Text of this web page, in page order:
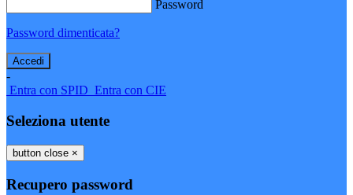
Password
Password dimenticata?
-
Entra con SPID Entra con CIE
Seleziona utente
button close ×
Recupero password